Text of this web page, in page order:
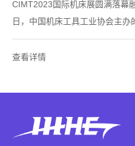
CIMT2023国际机床展圆满落幕
日，中国机床工具工业协会主
（CIMT2023）在北京•中国国
幕！参展盛况
查看详情